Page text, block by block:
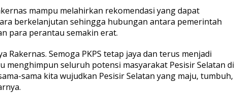
mampu melahirkan rekomendasi yang dapat
berkelanjutan sehingga hubungan antara pemerintah
para perantau semakin erat.
Rakernas. Semoga PKPS tetap jaya dan terus menjadi
menghimpun seluruh potensi masyarakat Pesisir Selatan di
sama kita wujudkan Pesisir Selatan yang maju, tumbuh,